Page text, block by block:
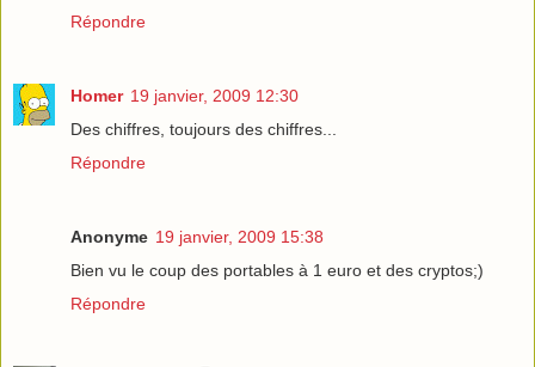
Répondre
Homer 19 janvier, 2009 12:30
Des chiffres, toujours des chiffres...
Répondre
Anonyme 19 janvier, 2009 15:38
Bien vu le coup des portables à 1 euro et des cryptos;)
Répondre